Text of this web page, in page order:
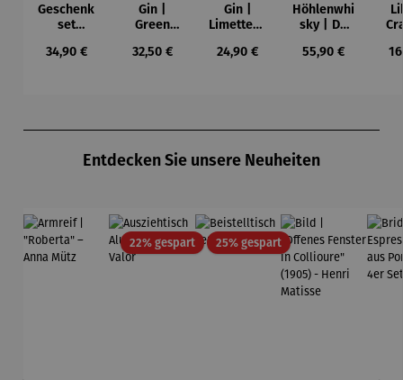
Geschenk
set
Alte
Regulärer Preis:
34,90 €
Gin |
Green
Regulärer Preis:
32,50 €
Gin |
Limettenli
Regulärer Preis:
24,90 €
Höhlenwhi
sky | De
Single
Regulärer Preis:
55,90 €
Entdecken Sie unsere Neuheiten
22% gespartRabatt25% gespartRabatt